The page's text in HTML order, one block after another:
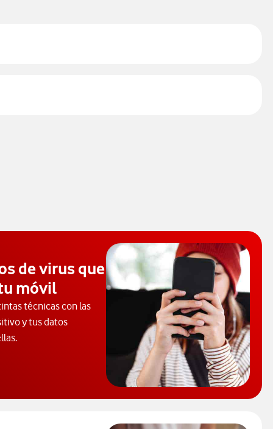
de virus que
móvil
técnicas con las
y tus datos
los tipos de virus que pueden infectar tus dispositivos.